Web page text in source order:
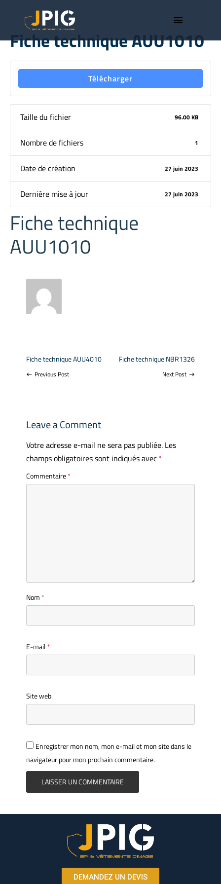
menu
Fiche technique AUU1010
Télécharger
Taille du fichier 96.00 KB
Nombre de fichiers 1
Date de création 27 juin 2023
Dernière mise à jour 27 juin 2023
Fiche technique
AUU1010
Fiche technique AUU4010
west Previous Post
Fiche technique NBR1326
Next Post east
Leave a Comment
Votre adresse e-mail ne sera pas publiée. Les
champs obligatoires sont indiqués avec *
Commentaire*
Nom *
E-mail*
Site web
Enregistrer mon nom, mon e-mail et mon site dans le
navigateur pour mon prochain commentaire.
DEMANDEZ UN DEVIS